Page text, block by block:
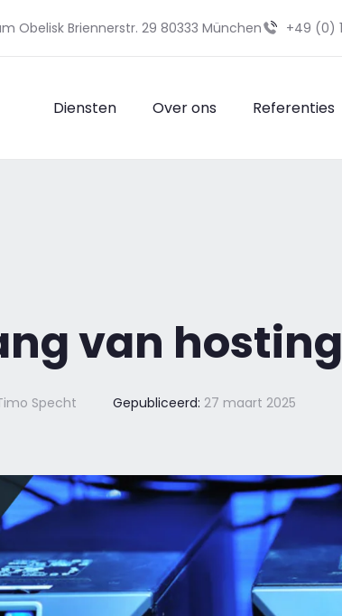
Obelisk Briennerstr. 29 80333 München +49 (0)
Diensten Over ons Referenties
van
Specht Gepubliceerd: 27 maart 2025